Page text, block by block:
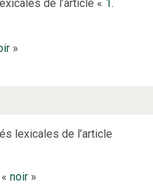
de l’article « 1.
»
lexicales de l’article
noir»